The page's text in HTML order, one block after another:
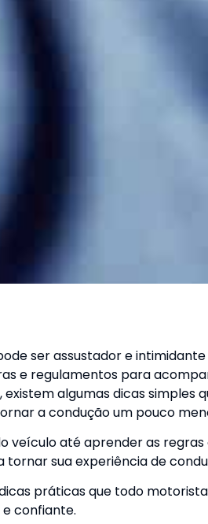
ser assustador e
e regulamentos para
algumas dicas simples
a condução um pouco
veículo até aprender as
sua experiência de
práticas que todo
confiante.